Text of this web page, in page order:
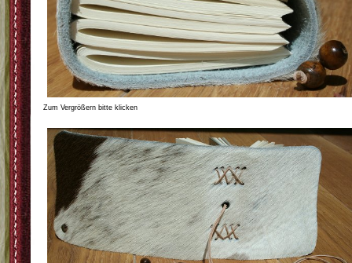
Zum Vergrößern bitte klicken